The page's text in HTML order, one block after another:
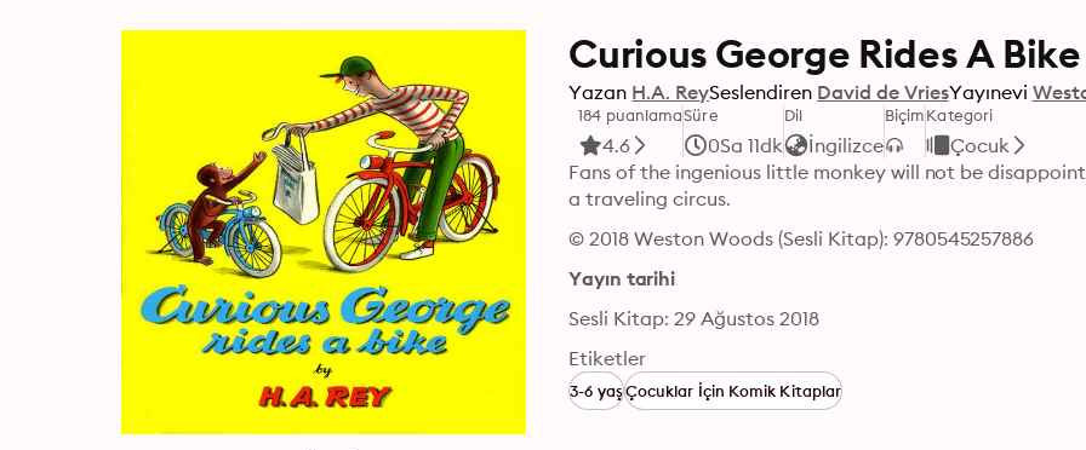
Curious George Rides A Bike
Yazan H.A. ReySeslendiren David de VriesYayınevi
184 puanlama
4.6
Süre
0Sa 11dk
Dil
İngilizce
BiçimKategori
Çocuk
Fans of the ingenious little monkey will not be
a traveling circus.
© 2018 Weston Woods (Sesli Kitap): 9780545257886
Yayın tarihi
Sesli Kitap: 29 Ağustos 2018
Etiketler
3-6 yaşÇocuklar İçin Komik Kitaplar